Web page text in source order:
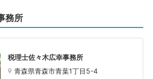
務所
税理士佐々木広幸事務所
青森県青森市青葉1丁目5-4